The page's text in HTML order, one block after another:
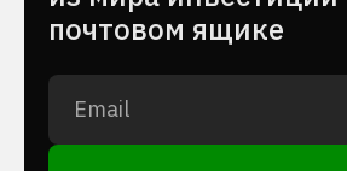
почтовом ящике